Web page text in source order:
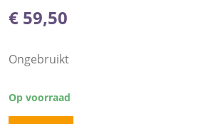
€ 59,50
Ongebruikt
Op voorraad